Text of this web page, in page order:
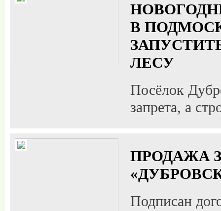
В
ЛЕСУ
Посёлок
запрета, а
ПРОДАЖА
Подписан